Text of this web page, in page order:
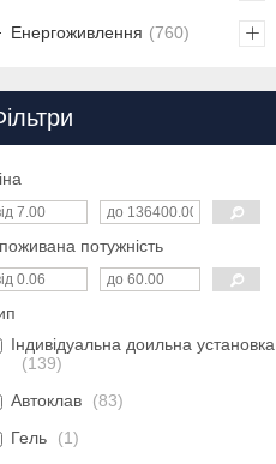
Енергоживлення 760
потужність
Індивідуальна доильна установка
139
Автоклав
83
Гель
1